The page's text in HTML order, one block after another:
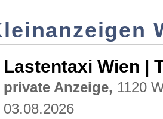
Lastentaxi Wien |
private Anzeige, 1120
03.08.2026